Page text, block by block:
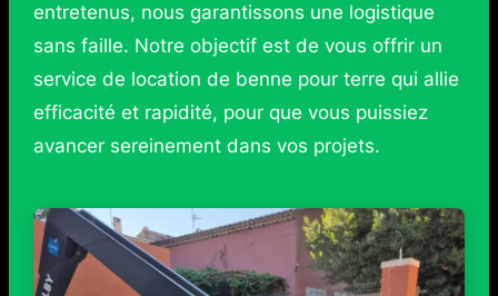
entretenus, nous garantissons une logistique
sans faille. Notre objectif est de vous offrir un
service de location de benne pour terre qui allie
efficacité et rapidité, pour que vous puissiez
avancer sereinement dans vos projets.